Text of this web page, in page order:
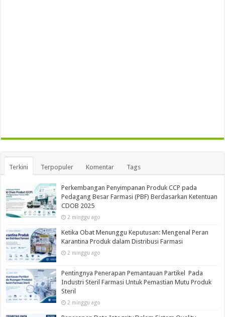
Terkini Terpopuler Komentar Tags
Perkembangan Penyimpanan Produk CCP pada
Pedagang Besar Farmasi (PBF) Berdasarkan Ketentuan
CDOB 2025
2 minggu ago
Ketika Obat Menunggu Keputusan: Mengenal Peran
Karantina Produk dalam Distribusi Farmasi
2 minggu ago
Pentingnya Penerapan Pemantauan Partikel Pada
Industri Steril Farmasi Untuk Pemastian Mutu Produk
Steril
2 minggu ago